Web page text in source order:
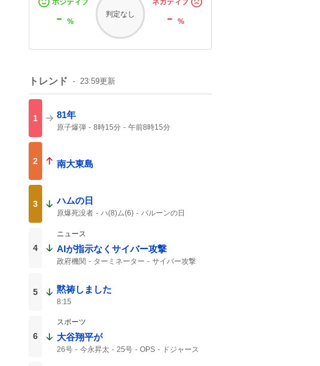
- %
判定なし -%
トレンド 23:59更新
1 81年
原子爆弾 8時15分
午前8時15分
2 南大東島
3 ハムの日
原爆死没者 ハ(8)ム(6)
バルーンの日
4
ニュース
AIが指示なくサイバー攻撃
政府機関 ターミネーター サイバー攻撃
5 黙祷しました
8:15
6
スポーツ
大谷翔平が
26号 今永昇太 25号 OPS
ドジャース